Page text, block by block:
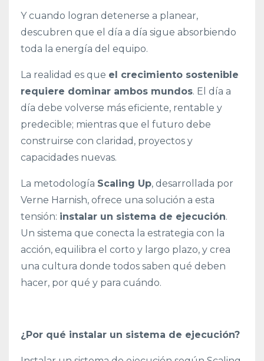
Y cuando logran detenerse a planear,
descubren que el día a día sigue absorbiendo
toda la energía del equipo.
La realidad es que el crecimiento sostenible
requiere dominar ambos mundos. El día a
día debe volverse más eficiente, rentable y
predecible; mientras que el futuro debe
construirse con claridad, proyectos y
capacidades nuevas.
La metodología Scaling Up, desarrollada por
Verne Harnish, ofrece una solución a esta
tensión: instalar un sistema de ejecución.
Un sistema que conecta la estrategia con la
acción, equilibra el corto y largo plazo, y crea
una cultura donde todos saben qué deben
hacer, por qué y para cuándo.
¿Por qué instalar un sistema de ejecución?